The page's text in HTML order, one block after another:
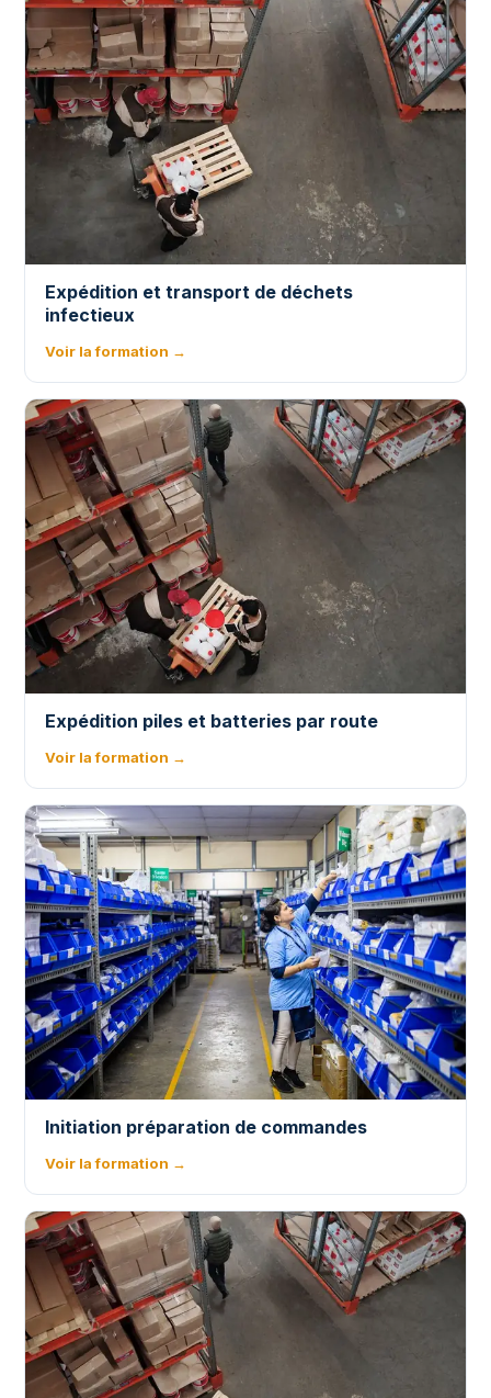
Expédition et transport de déchets
infectieux
Voir la formation →
Expédition piles et batteries par route
Voir la formation →
Initiation préparation de commandes
Voir la formation →